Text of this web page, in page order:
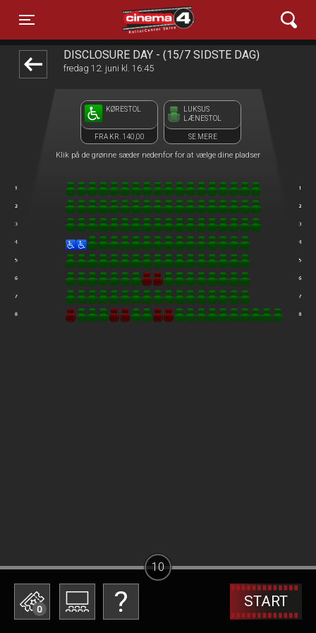
Toggle navigation
Cinema4
DISCLOSURE DAY - (15/7 SIDSTE DAG)
fredag 12. juni kl. 16:45
KØRESTOL
FRA KR. 140,00
LUKSUS
LÆNESTOL
SE MERE
Klik på de grønne sæder nedenfor for at vælge dine pladser
0 START
10
1step-front02 112918